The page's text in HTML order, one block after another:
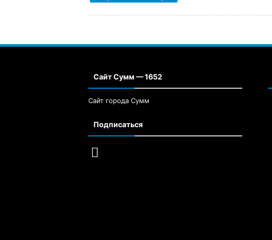
Сайт Сумм — 1652
Сайт города Сумм
Подписаться